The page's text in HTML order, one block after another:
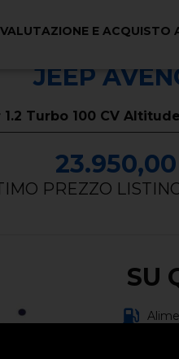
VALUTAZIONE E ACQUISTO
JEEP
Turbo 100 CV
PREZZO
SU